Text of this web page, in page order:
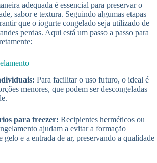
adequada é essencial para preservar o
sabor e textura. Seguindo algumas etapas
que o iogurte congelado seja utilizado de
perdas. Aqui está um passo a passo para
Para facilitar o uso futuro, o ideal é
menores, que podem ser descongeladas
para freezer: Recipientes herméticos ou
ajudam a evitar a formação
gelo e a entrada de ar, preservando a qualidade